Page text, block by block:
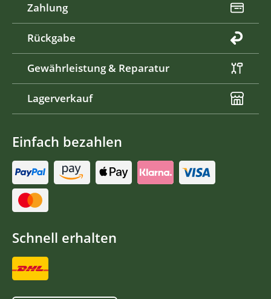
Zahlung
Rückgabe
Gewährleistung & Reparatur
Lagerverkauf
Einfach bezahlen
Schnell erhalten